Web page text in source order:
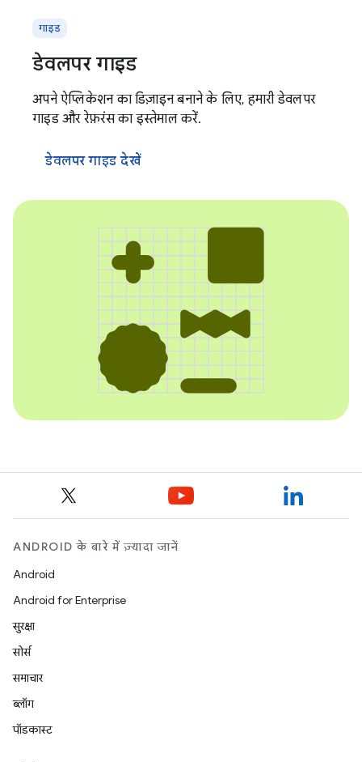
गाइड
डेवलपर गाइड
अपने ऐप्लिकेशन का डिज़ाइन बनाने के लिए, हमारी डेवलपर
गाइड और रेफ़रंस का इस्तेमाल करें.
डेवलपर गाइड देखें
ANDROID के बारे में ज़्यादा जानें
Android
Android for Enterprise
सुरक्षा
सोर्स
समाचार
ब्लॉग
पॉडकास्ट